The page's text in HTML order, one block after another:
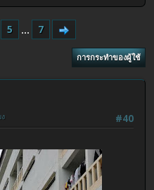
5 ... 7
การกระทำของผู้ใช้
#40